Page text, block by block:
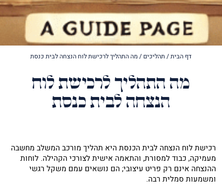
דף הבית/ תהליכים / מה התהליך לרכישת לוח הנצחה לבית כנסת
מה התהליך לרכישת לוח
הנצחה לבית כנסת
רכישת לוח הנצחה לבית הכנסת היא תהליך מורכב המשלב מחשבה
מעמיקה, כבוד למסורת, והתאמה אישית לצורכי הקהילה. לוחות
ההנצחה אינם רק פריט עיצובי; הם נושאים עמם משקל רגשי
ומשמעות סמלית רבה.